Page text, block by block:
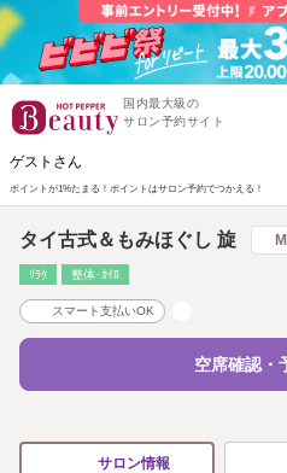
国内最大級の
サロン予約サイト
ゲストさん
ポイントが1%たまる！ ポイントはサロン予約でつかえる！
タイ古式＆もみほぐし 旋
ﾘﾗｸ 整体･ｶｲﾛ
スマート支払いOK
空席確認・
サロン情報